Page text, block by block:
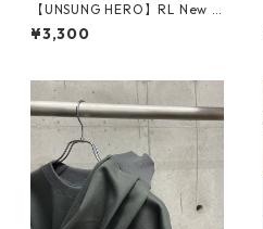
【UNSUNG HERO】RL New S
tandard Socks (薄) Embroid
ered Logo_BLACK
¥3,300